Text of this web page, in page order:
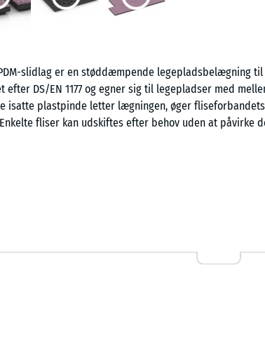
slidlag er en støddæmpende legepladsbelægning til
DS/EN 1177 og egner sig til legepladser med
isatte plastpinde letter lægningen, øger fliseforbandets
fliser kan udskiftes efter behov uden at påvirke
belægningen, især hvor hyppig hudkontakt med